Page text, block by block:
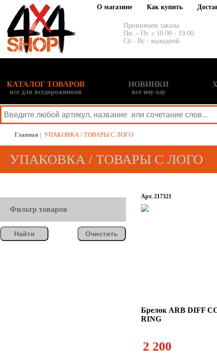
О магазине Как купить
Принимаем заказы
Пн. - Пт. с 10.00 - 19.00
Сб - Вс - выходной.
КАТАЛОГ ТОВАРОВ
все для вседорожников
НОВИНКИ
все ноу-хау
Главная | УПАКОВКА / ТОВАРЫ С ЛОГО
УПАКОВКА / ТОВАРЫ С ЛОГО
Фильтр товаров
Найти Очистить
Арт. 217321
Брелок ARB DIFF
RING
2 200